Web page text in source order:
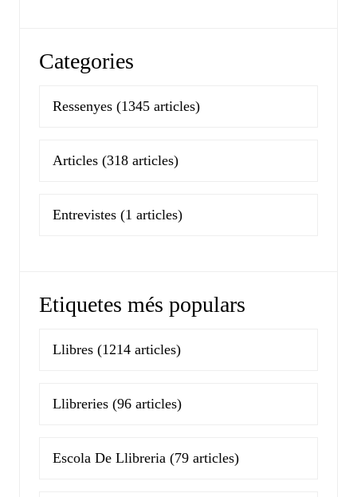
Categories
Ressenyes (1345 articles)
Articles (318 articles)
Entrevistes (1 articles)
Etiquetes més populars
Llibres (1214 articles)
Llibreries (96 articles)
Escola De Llibreria (79 articles)